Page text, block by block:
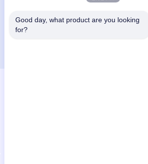
Good day, what product are you looking
for?